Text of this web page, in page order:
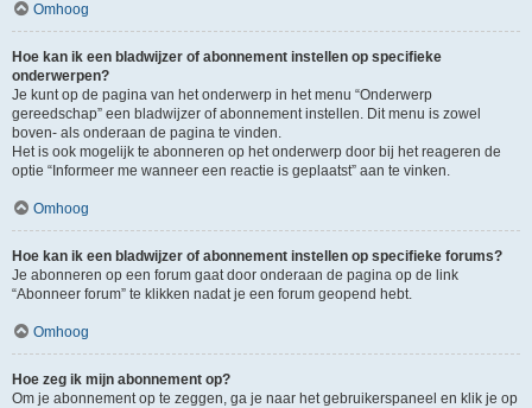
Omhoog
Hoe kan ik een bladwijzer of abonnement instellen op specifieke
onderwerpen?
Je kunt op de pagina van het onderwerp in het menu “Onderwerp
gereedschap” een bladwijzer of abonnement instellen. Dit menu is zowel
boven- als onderaan de pagina te vinden.
Het is ook mogelijk te abonneren op het onderwerp door bij het reageren de
optie “Informeer me wanneer een reactie is geplaatst” aan te vinken.
Omhoog
Hoe kan ik een bladwijzer of abonnement instellen op specifieke forums?
Je abonneren op een forum gaat door onderaan de pagina op de link
“Abonneer forum” te klikken nadat je een forum geopend hebt.
Omhoog
Hoe zeg ik mijn abonnement op?
Om je abonnement op te zeggen, ga je naar het gebruikerspaneel en klik je op